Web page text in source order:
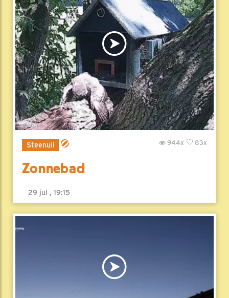
Steenuil 83x
944x
Zonnebad
29 jul , 19:15